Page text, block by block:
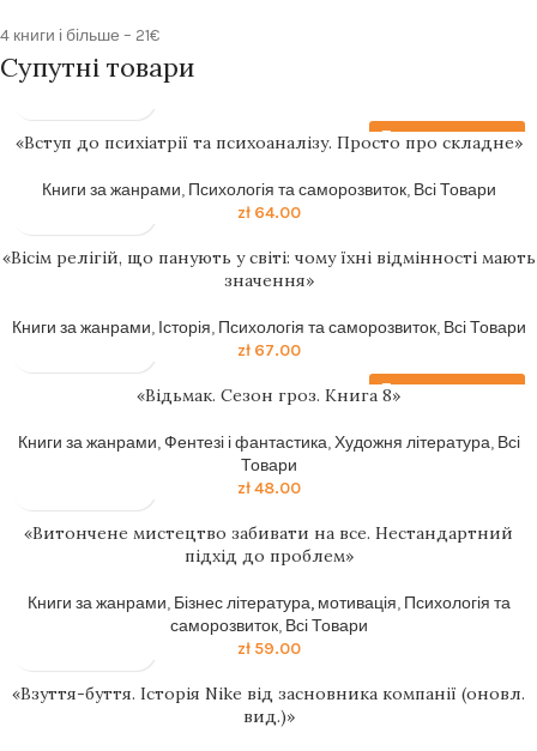
4 книги і більше – 21€
Супутні товари
Передзамовлення
«Вступ до психіатрії та психоаналізу. Просто про складне»
Книги за жанрами, Психологія та саморозвиток, Всі Товари
zł64.00
«Вісім релігій, що панують у світі: чому їхні відмінності мають
значення»
Книги за жанрами, Історія, Психологія та саморозвиток, Всі Товари
zł67.00
Передзамовлення
«Відьмак. Сезон гроз. Книга 8»
Книги за жанрами,Фентезі і фантастика,Художня література, Всі
Товари
zł48.00
«Витончене мистецтво забивати на все. Нестандартний
підхід до проблем»
Книги за жанрами, Бізнес література, мотивація, Психологія та
саморозвиток, Всі Товари
zł59.00
«Взуття-буття. Історія Nike від засновника компанії (оновл.
вид.)»